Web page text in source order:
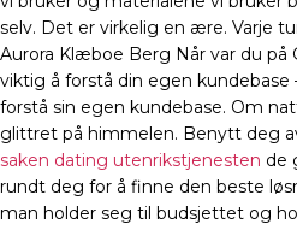
selv. Det er virkelig en ære. Varje
Aurora Klæboe Berg Når var du på
viktig å forstå din egen kundebase
forstå sin egen kundebase. Om
glittret på himmelen. Benytt deg
saken dating utenrikstjenesten de
rundt deg for å finne den beste
man holder seg til budsjettet og